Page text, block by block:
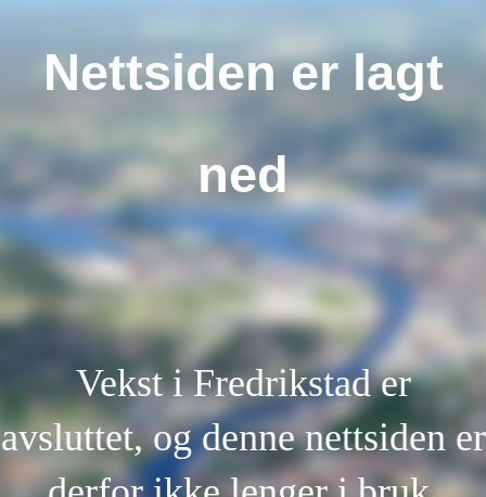
Nettsiden er lagt
ned
Vekst i Fredrikstad er
avsluttet, og denne nettsiden er